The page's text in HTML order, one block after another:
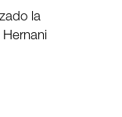
la